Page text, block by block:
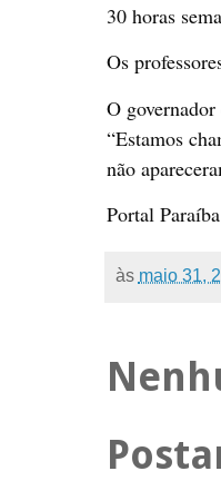
30 horas
Os
O
“Estamos
não
Portal
às maio 31,